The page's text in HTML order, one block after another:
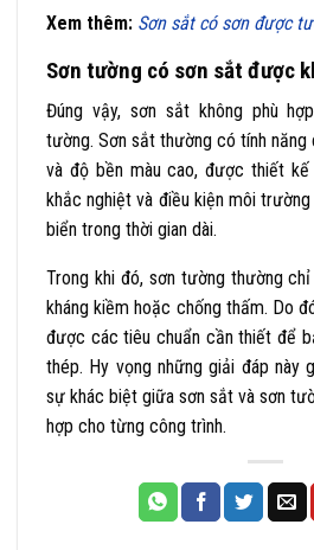
Xem thêm: Sơn sắt có sơn được
Sơn tường có sơn sắt được
Đúng vậy, sơn sắt không phù
tường. Sơn sắt thường có tính năng
và độ bền màu cao, được thiết
khắc nghiệt và điều kiện môi
biển trong thời gian dài.
Trong khi đó, sơn tường thường
kháng kiềm hoặc chống thấm. Do
được các tiêu chuẩn cần thiết để
thép. Hy vọng những giải đáp này
sự khác biệt giữa sơn sắt và sơn
hợp cho từng công trình.